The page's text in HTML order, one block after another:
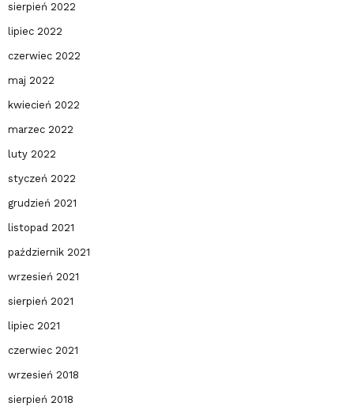
sierpień 2022
lipiec 2022
czerwiec 2022
maj 2022
kwiecień 2022
marzec 2022
luty 2022
styczeń 2022
grudzień 2021
listopad 2021
październik 2021
wrzesień 2021
sierpień 2021
lipiec 2021
czerwiec 2021
wrzesień 2018
sierpień 2018